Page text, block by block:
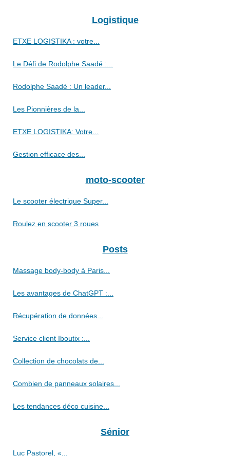
Logistique
ETXE LOGISTIKA : votre...
Le Défi de Rodolphe Saadé :...
Rodolphe Saadé : Un leader...
Les Pionnières de la...
ETXE LOGISTIKA: Votre...
Gestion efficace des...
moto-scooter
Le scooter électrique Super...
Roulez en scooter 3 roues
Posts
Massage body-body à Paris...
Les avantages de ChatGPT :...
Récupération de données...
Service client Iboutix :...
Collection de chocolats de...
Combien de panneaux solaires...
Les tendances déco cuisine...
Sénior
Luc Pastorel, «...